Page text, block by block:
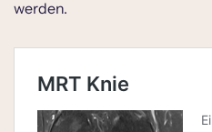
werden.